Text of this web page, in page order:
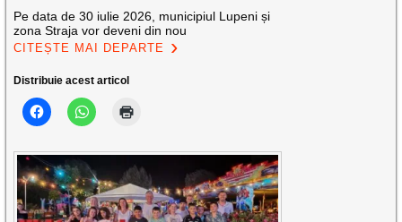
Pe data de 30 iulie 2026, municipiul Lupeni și
zona Straja vor deveni din nou
CITEȘTE MAI DEPARTE
Distribuie acest articol